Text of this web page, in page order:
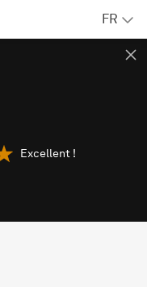
FR
Excellent !